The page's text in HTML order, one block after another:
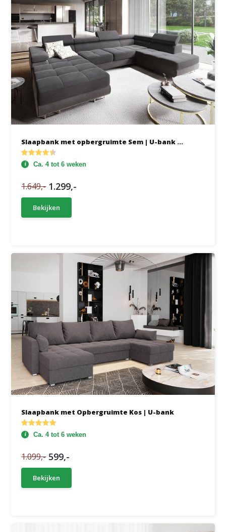
Slaapbank met opbergruimte Sem | U-bank ...
Ca. 4 tot 6 weken
1.649,- 1.299,-
Bekijken
Slaapbank met Opbergruimte Kos | U-bank
Ca. 4 tot 6 weken
1.099,- 599,-
Bekijken